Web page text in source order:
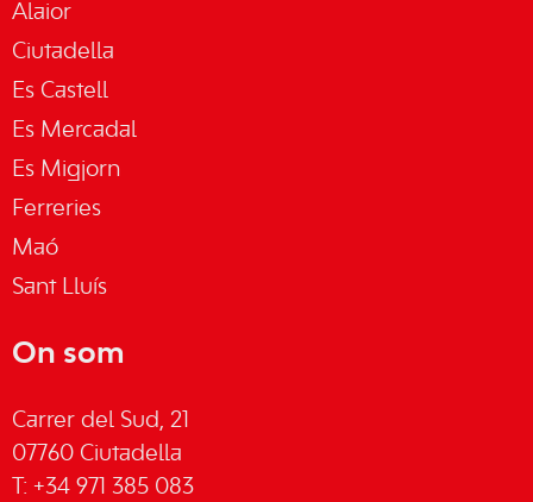
Alaior
Ciutadella
Es Castell
Es Mercadal
Es Migjorn
Ferreries
Maó
Sant Lluís
On som
Carrer del Sud, 21
07760 Ciutadella
T: +34 971 385 083